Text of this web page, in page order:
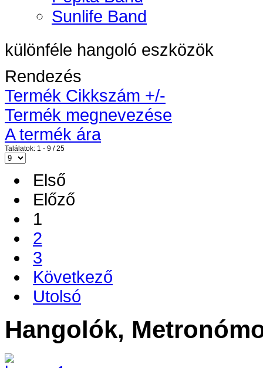
Sunlife Band
különféle hangoló eszközök
Rendezés
Termék Cikkszám +/-
Termék megnevezése
A termék ára
Találatok: 1 - 9 / 25
Első
Előző
1
2
3
Következő
Utolsó
Hangolók,